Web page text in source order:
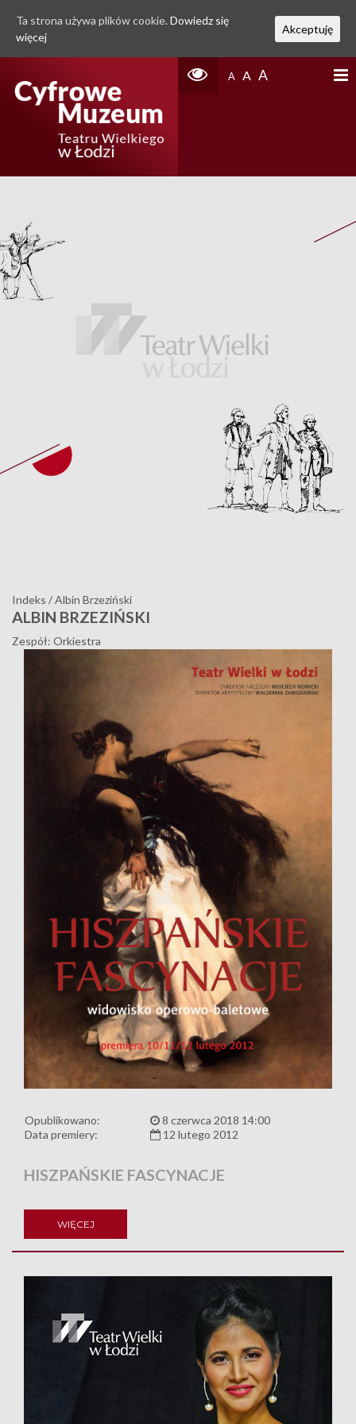
A A A
Indeks /Albin Brzeziński
ALBIN BRZEZIŃSKI
Zespół: Orkiestra
Opublikowano:
8 czerwca 2018 14:00
Data premiery:
12 lutego 2012
HISZPAŃSKIE FASCYNACJE
WIĘCEJ
Ta strona używa plików cookie. Dowiedz się
więcej
Akceptuję